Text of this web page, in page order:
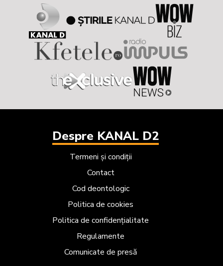
Despre KANAL D2
Termeni și condiții
Contact
Cod deontologic
Politica de cookies
Politica de confidențialitate
Regulamente
Comunicate de presă